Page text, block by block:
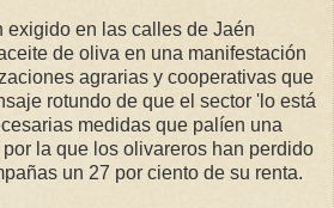
exigido en las calles de Jaén
de oliva en una manifestación
agrarias y cooperativas que
rotundo de que el sector 'lo está
medidas que palíen una
la que los olivareros han perdido
un 27 por ciento de su renta.